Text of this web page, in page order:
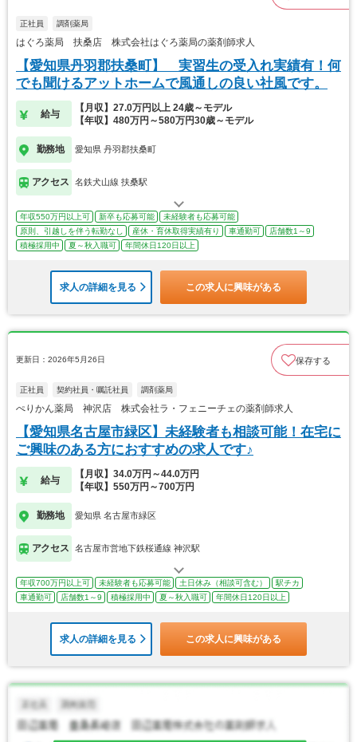
正社員 調剤薬局
はぐろ薬局 扶桑店 株式会社はぐろ薬局の薬剤師求人
【愛知県丹羽郡扶桑町】 実習生の受入れ実績有！何
でも聞けるアットホームで風通しの良い社風です。
給与
【月収】27.0万円以上 24歳～モデル
【年収】480万円～580万円30歳～モデル
勤務地 愛知県 丹羽郡扶桑町
アクセス 名鉄犬山線 扶桑駅
年収550万円以上可 新卒も応募可能
未経験者も応募可能
原則、引越しを伴う転勤なし
産休・育休取得実績有り 車通勤可
店舗数1～9
積極採用中
夏～秋入職可 年間休日120日以上
求人の詳細を見る この求人に興味がある
更新日：2026年5月26日 保存する
正社員 契約社員・嘱託社員 調剤薬局
ぺりかん薬局 神沢店 株式会社ラ・フェニーチェの薬剤師求人
【愛知県名古屋市緑区】未経験者も相談可能！在宅に
ご興味のある方におすすめの求人です♪
給与
【月収】34.0万円～44.0万円
【年収】550万円～700万円
勤務地 愛知県 名古屋市緑区
アクセス 名古屋市営地下鉄桜通線 神沢駅
年収700万円以上可 未経験者も応募可能 土日休み（相談可含む）
駅チカ
車通勤可
店舗数1～9 積極採用中 夏～秋入職可 年間休日120日以上
求人の詳細を見る この求人に興味がある